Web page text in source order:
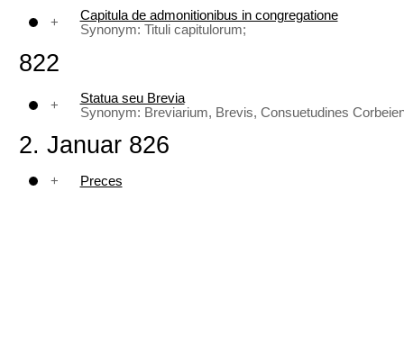
+
Capitula de admonitionibus in congregatione
Synonym: Tituli capitulorum;
822
+
Statua seu Brevia
Synonym: Breviarium, Brevis, Consuetudines
2. Januar 826
+ Preces